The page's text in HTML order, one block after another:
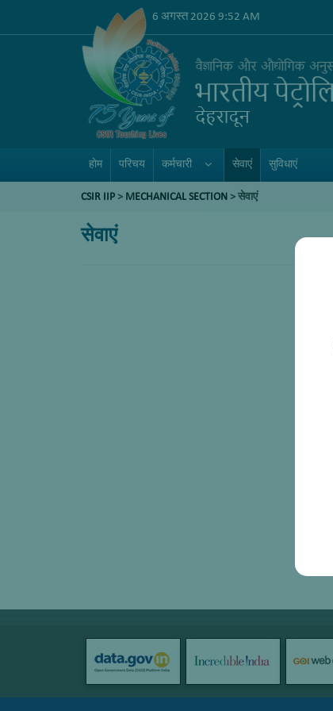
6 अगस्त 2026 9:52 AM
होम परिचय कर्मचारी सेवाएं सुविधाएं
CSIR IIP > MECHANICAL SECTION > सेवाएं
सेवाएं